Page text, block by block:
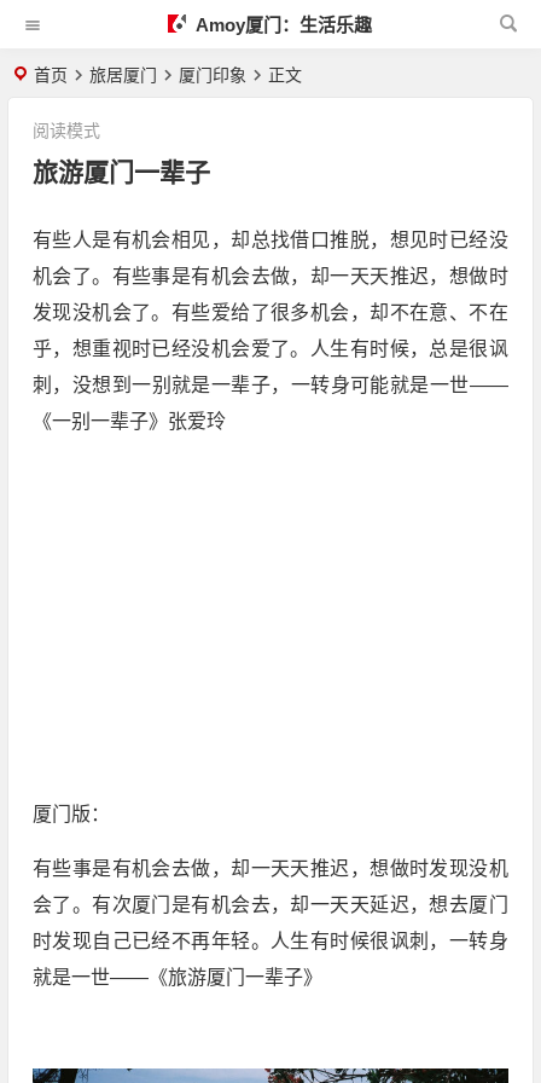
Amoy厦门：生活乐趣
首页 旅居厦门 厦门印象 正文
旅游厦门一辈子
阅读模式
有些人是有机会相见，却总找借口推脱，想见时已经没
机会了。有些事是有机会去做，却一天天推迟，想做时
发现没机会了。有些爱给了很多机会，却不在意、不在
乎，想重视时已经没机会爱了。人生有时候，总是很讽
刺，没想到一别就是一辈子，一转身可能就是一世——
《一别一辈子》张爱玲
厦门版：
有些事是有机会去做，却一天天推迟，想做时发现没机
会了。有次厦门是有机会去，却一天天延迟，想去厦门
时发现自己已经不再年轻。人生有时候很讽刺，一转身
就是一世——《旅游厦门一辈子》